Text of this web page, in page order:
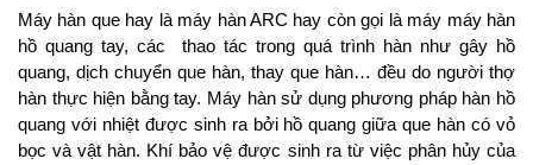
Máy hàn que hay là máy hàn ARC hay còn gọi là máy máy hàn
hồ quang tay, các thao tác trong quá trình hàn như gây hồ
quang, dịch chuyển que hàn, thay que hàn… đều do người thợ
hàn thực hiện bằng tay. Máy hàn sử dụng phương pháp hàn hồ
quang với nhiệt được sinh ra bởi hồ quang giữa que hàn có vỏ
bọc và vật hàn. Khí bảo vệ được sinh ra từ việc phân hủy của